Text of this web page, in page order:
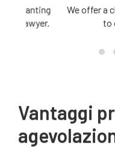
We offer a client
to our visa
Vantaggi